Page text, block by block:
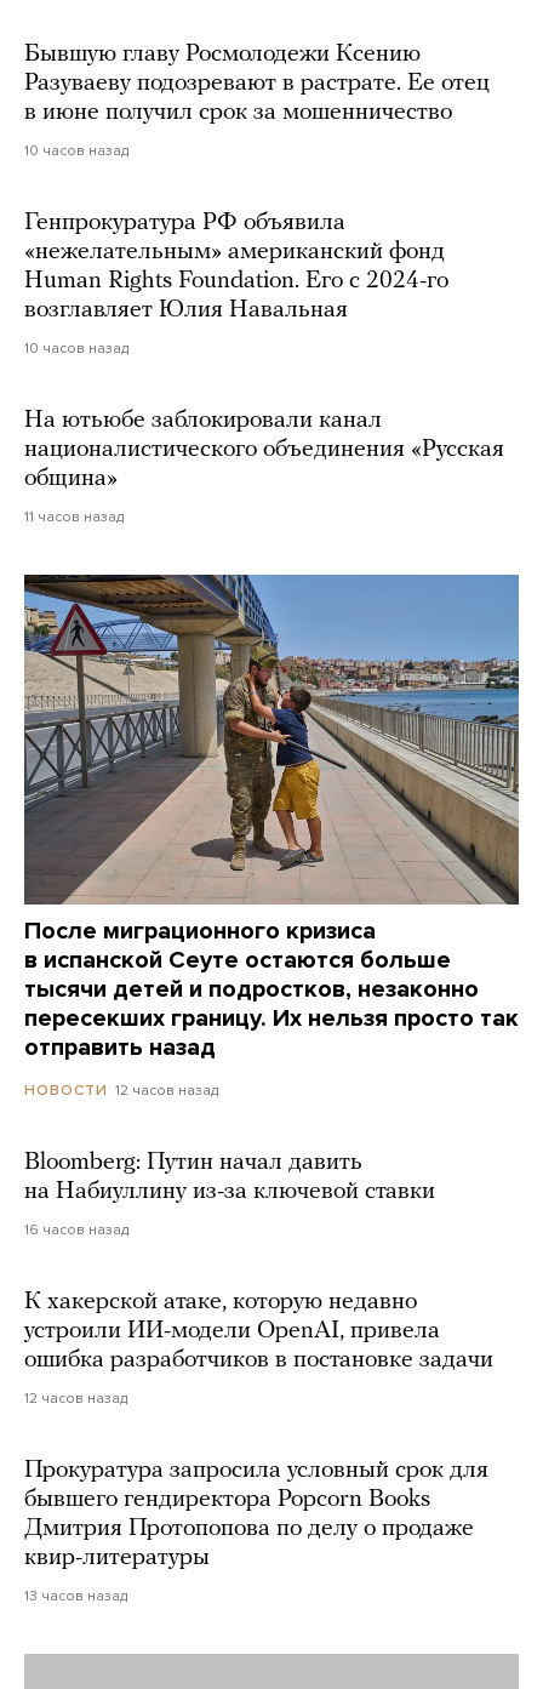
Бывшую главу Росмолодежи Ксению
Разуваеву подозревают в растрате. Ее отец
в июне получил срок за мошенничество
10 часов назад
Генпрокуратура РФ объявила
«нежелательным» американский фонд
Human Rights Foundation. Его с 2024-го
возглавляет Юлия Навальная
10 часов назад
На ютьюбе заблокировали канал
националистического объединения «Русская
община»
11 часов назад
После миграционного кризиса
в испанской Сеуте остаются больше
тысячи детей и подростков, незаконно
пересекших границу. Их нельзя просто так
отправить назад
НОВОСТИ 12 часов назад
Bloomberg: Путин начал давить
на Набиуллину из-за ключевой ставки
16 часов назад
К хакерской атаке, которую недавно
устроили ИИ-модели OpenAI, привела
ошибка разработчиков в постановке задачи
12 часов назад
Прокуратура запросила условный срок для
бывшего гендиректора Popcorn Books
Дмитрия Протопопова по делу о продаже
квир-литературы
13 часов назад